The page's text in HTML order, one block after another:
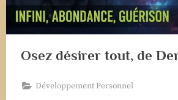
Osez désirer tout, de
Développement Personnel